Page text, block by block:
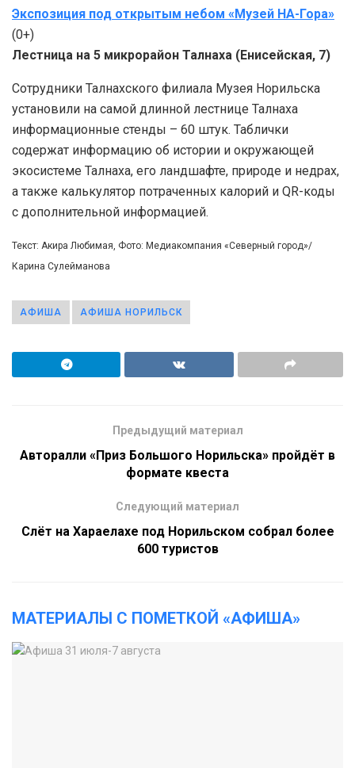
Экспозиция под открытым небом «Музей НА-Гора»
(0+)
Лестница на 5 микрорайон Талнаха (Енисейская, 7)
Сотрудники Талнахского филиала Музея Норильска
установили на самой длинной лестнице Талнаха
информационные стенды – 60 штук. Таблички
содержат информацию об истории и окружающей
экосистеме Талнаха, его ландшафте, природе и недрах,
а также калькулятор потраченных калорий и QR-коды
с дополнительной информацией.
Текст: Акира Любимая, Фото: Медиакомпания «Северный город»/
Карина Сулейманова
АФИША АФИША НОРИЛЬСК
Предыдущий материал
Авторалли «Приз Большого Норильска» пройдёт в
формате квеста
Следующий материал
Слёт на Хараелахе под Норильском собрал более
600 туристов
МАТЕРИАЛЫ С ПОМЕТКОЙ «АФИША»